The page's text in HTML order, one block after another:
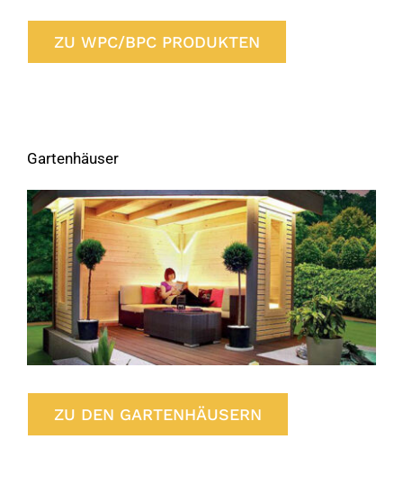
ZU WPC/BPC PRODUKTEN
Gartenhäuser
ZU DEN GARTENHÄUSERN